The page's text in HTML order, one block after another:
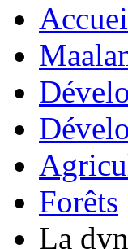
Forêts
La